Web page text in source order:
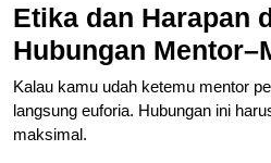
Etika dan Harapan
Hubungan
Kalau kamu udah ketemu mentor
langsung euforia. Hubungan ini
maksimal.